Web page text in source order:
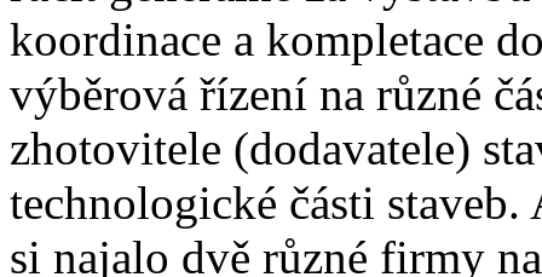
koordinace a kompletace
výběrová řízení na různé
zhotovitele (dodavatele)
technologické části
si najalo dvě různé firmy